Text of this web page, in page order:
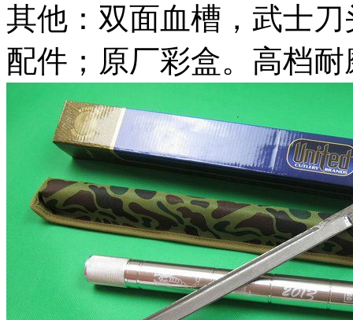
其他：双面血槽，武士刀
配件；原厂彩盒。高档